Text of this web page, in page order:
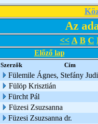
Az
<< A B C
Előző lap
Szerzők Cím
Fülemile Ágnes, Stefány
Fülöp Krisztián
Fürcht Pál
Füzesi Zsuzsanna
Füzesi Zsuzsanna dr.